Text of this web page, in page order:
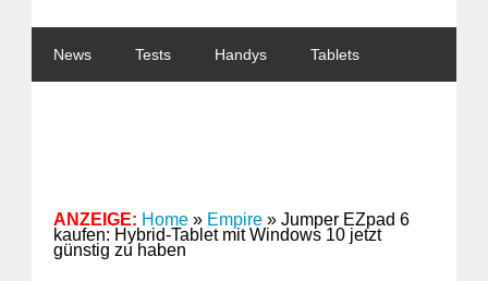
News Tests Handys Tablets
ANZEIGE: Home » Empire » Jumper EZpad 6
kaufen: Hybrid-Tablet mit Windows 10 jetzt
günstig zu haben